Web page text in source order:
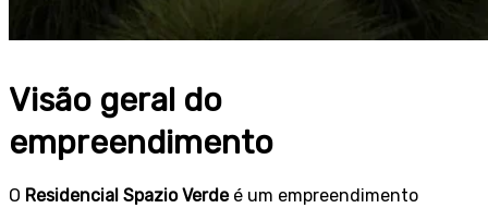
Visão geral do
empreendimento
O Residencial Spazio Verdeé um empreendimento